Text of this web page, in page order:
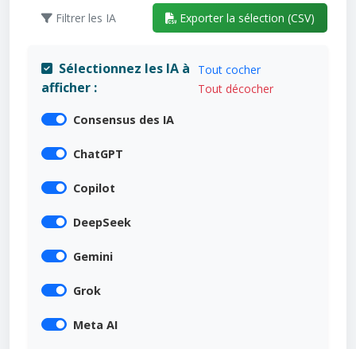
Filtrer les IA Exporter la sélection (CSV)
Sélectionnez les IA à
afficher :
Tout cocher
Tout décocher
Consensus des IA
ChatGPT
Copilot
DeepSeek
Gemini
Grok
Meta AI